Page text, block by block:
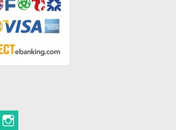
Pinterest